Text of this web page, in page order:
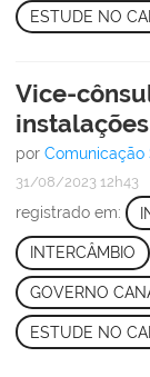
ESTUDE NO
Vice-
por Comunicação
31/08/2023 12h43
registrado em:
INTERCÂMBIO
GOVERNO
ESTUDE NO